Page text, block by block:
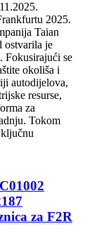
2025.
Taian
ostvarila je
Fokusirajući se
okoliša i
autodijelova,
resurse,
za
Tokom
za F2R